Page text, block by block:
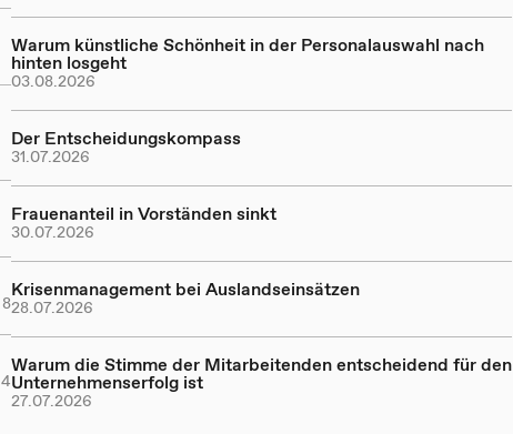
8
4
Warum künstliche Schönheit in der Personalauswahl nach
hinten losgeht
03.08.2026
Der Entscheidungskompass
31.07.2026
Frauenanteil in Vorständen sinkt
30.07.2026
Krisenmanagement bei Auslandseinsätzen
28.07.2026
Warum die Stimme der Mitarbeitenden entscheidend für den
Unternehmenserfolg ist
27.07.2026